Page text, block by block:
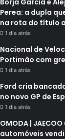
Perea: a dupla
na rota do título
1 dia atrás
Nacional de
Portimão com
1 dia atrás
Ford cria
no novo GP de
1 dia atrás
OMODA |
automóveis